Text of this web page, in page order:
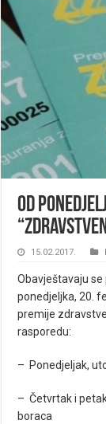
Od
15.02.2017.
Obavještavaju se
ponedjeljka, 20.
premije
rasporedu:
– Ponedjeljak,
– Četvrtak i
boraca